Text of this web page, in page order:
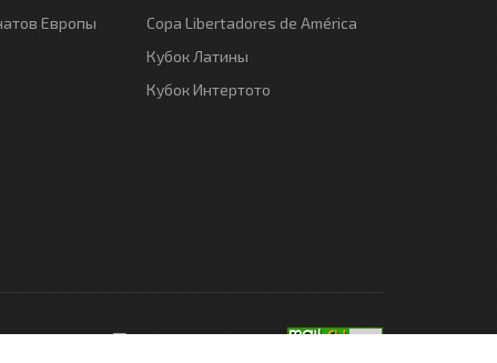
Европы
Copa Libertadores de América
Кубок Латины
Кубок Интертото